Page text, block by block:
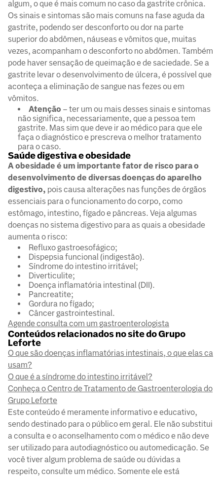
algum, o que é mais comum no caso da gastrite crônica.
Os sinais e sintomas são mais comuns na fase aguda da
gastrite, podendo ser desconforto ou dor na parte
superior do abdômen, náuseas e vômitos que, muitas
vezes, acompanham o desconforto no abdômen. Também
pode haver sensação de queimação e de saciedade. Se a
gastrite levar o desenvolvimento de úlcera, é possível que
aconteça a eliminação de sangue nas fezes ou em
vômitos.
Atenção – ter um ou mais desses sinais e sintomas
não significa, necessariamente, que a pessoa tem
gastrite. Mas sim que deve ir ao médico para que ele
faça o diagnóstico e prescreva o melhor tratamento
para o caso.
Saúde digestiva e obesidade
A obesidade é um importante fator de risco para o
desenvolvimento de diversas doenças do aparelho
digestivo, pois causa alterações nas funções de órgãos
essenciais para o funcionamento do corpo, como
estômago, intestino, fígado e pâncreas. Veja algumas
doenças no sistema digestivo para as quais a obesidade
aumenta o risco:
Refluxo gastroesofágico;
Dispepsia funcional (indigestão).
Síndrome do intestino irritável;
Diverticulite;
Doença inflamatória intestinal (DII).
Pancreatite;
Gordura no fígado;
Câncer gastrointestinal.
Agende consulta com um gastroenterologista
Conteúdos relacionados no site do Grupo
Leforte
O que são doenças inflamatórias intestinais, o que elas ca
usam?
O que é a síndrome do intestino irritável?
Conheça o Centro de Tratamento de Gastroenterologia do
Grupo Leforte
Este conteúdo é meramente informativo e educativo,
sendo destinado para o público em geral. Ele não substitui
a consulta e o aconselhamento com o médico e não deve
ser utilizado para autodiagnóstico ou automedicação. Se
você tiver algum problema de saúde ou dúvidas a
respeito, consulte um médico. Somente ele está